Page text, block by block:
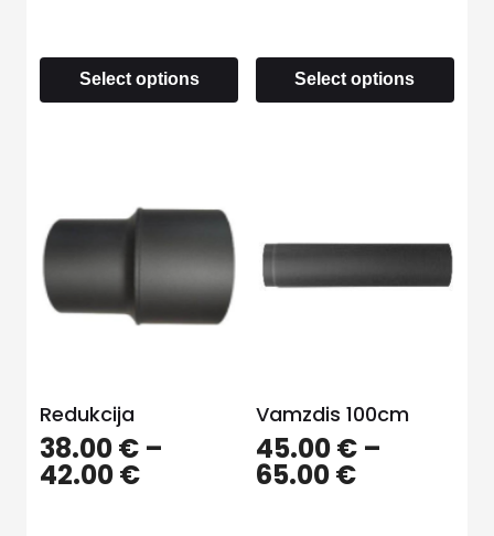
Select options Select options
Redukcija
38.00€ –
42.00€
Vamzdis 100cm
45.00€–
65.00€